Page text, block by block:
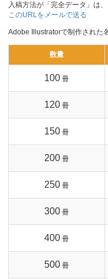
入稿方法が「完全データ」は
このURLをメールで送る
Adobe Illustratorで制作された
数量
100 冊
120 冊
150 冊
200 冊
250 冊
300 冊
400 冊
500 冊